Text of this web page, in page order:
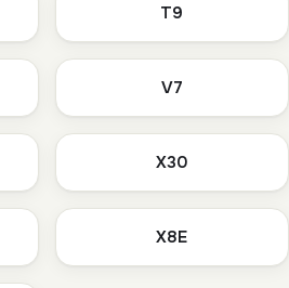
T9
V7
X30
X8E